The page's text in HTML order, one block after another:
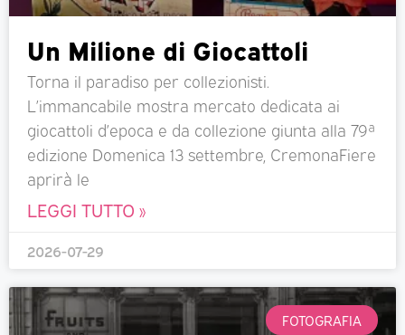
Un Milione di Giocattoli
Torna il paradiso per collezionisti.
L’immancabile mostra mercato dedicata ai
giocattoli d’epoca e da collezione giunta alla 79ª
edizione Domenica 13 settembre, CremonaFiere
aprirà le
LEGGI TUTTO »
2026-07-29
FOTOGRAFIA